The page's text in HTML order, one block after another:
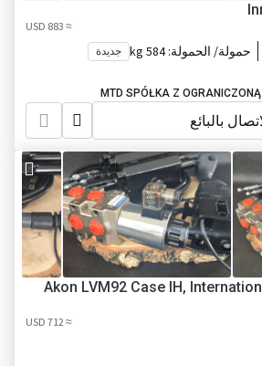
≈ 883 USD
حمولة/ الحمولة:584 kg جديدة
MTD SPÓŁKA Z
بالبائع
Akon LVM92 Case IH,
≈ 712 USD